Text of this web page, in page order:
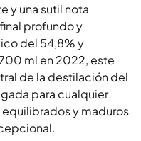
y una sutil nota
profundo y
del 54,8% y
ml en 2022, este
de la destilación del
para cualquier
y maduros